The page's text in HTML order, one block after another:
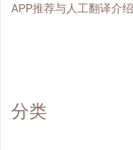
APP推荐与人工翻译介绍
分类